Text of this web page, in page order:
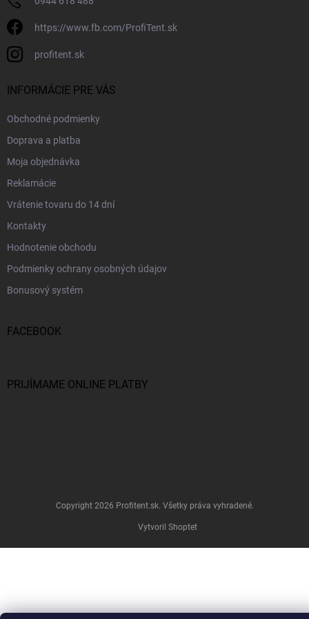
https://www.fb.com/ProfiTent.sk
profitent.sk
INFORMÁCIE PRE VÁS
Obchodné podmienky
Doprava a platba
Moja objednávka
Reklamácie
Vrátenie tovaru do 14 dní
Kontakty
Hodnotenie obchodu
Podmienky ochrany osobných údajov
Bonusový systém
FACEBOOK
PRIJÍMAME ONLINE PLATBY
Vytvoril Shoptet
Copyright 2026 Profitent.sk. Všetky práva vyhradené.